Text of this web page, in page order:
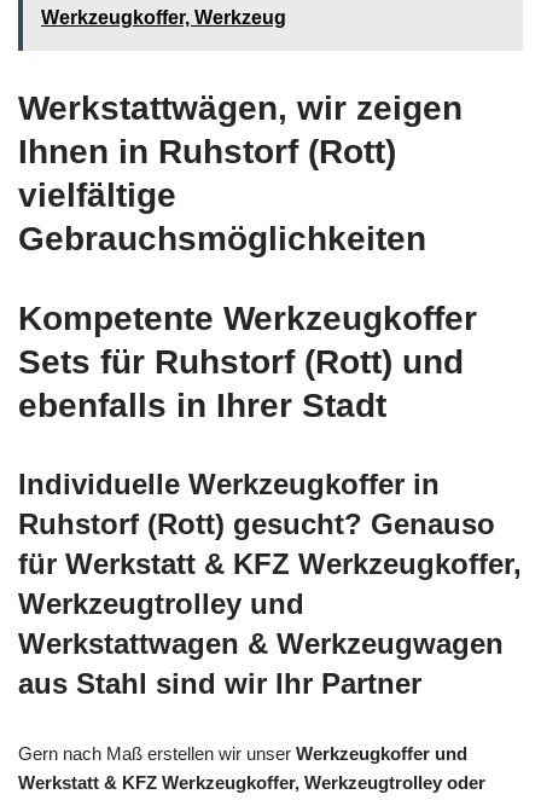
Werkzeugkoffer, Werkzeug
Werkstattwägen, wir zeigen
Ihnen in Ruhstorf (Rott)
vielfältige
Gebrauchsmöglichkeiten
Kompetente Werkzeugkoffer
Sets für Ruhstorf (Rott) und
ebenfalls in Ihrer Stadt
Individuelle Werkzeugkoffer in
Ruhstorf (Rott) gesucht? Genauso
für Werkstatt & KFZ Werkzeugkoffer,
Werkzeugtrolley und
Werkstattwagen & Werkzeugwagen
aus Stahl sind wir Ihr Partner
Gern nach Maß erstellen wir unser Werkzeugkoffer und
Werkstatt & KFZ Werkzeugkoffer, Werkzeugtrolley oder